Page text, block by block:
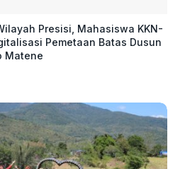
Presisi, Mahasiswa KKN-
Pemetaan Batas Dusun
Matene